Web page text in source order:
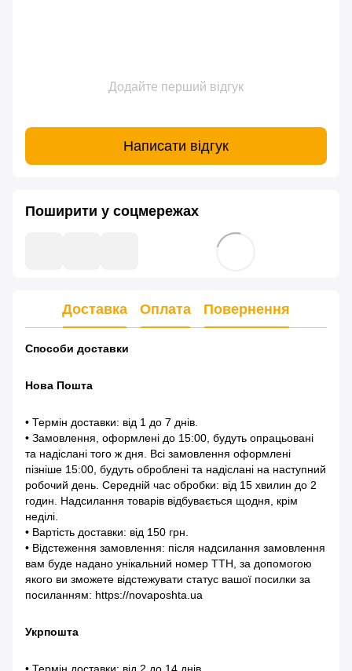
Додайте перший відгук
Написати відгук
Поширити у соцмережах
Доставка Оплата Повернення
Способи доставки
Нова Пошта
• Термін доставки: від 1 до 7 днів.
• Замовлення, оформлені до 15:00, будуть опрацьовані
та надіслані того ж дня. Всі замовлення оформлені
пізніше 15:00, будуть оброблені та надіслані на наступний
робочий день. Середній час обробки: від 15 хвилин до 2
годин. Надсилання товарів відбувається щодня, крім
неділі.
• Вартість доставки: від 150 грн.
• Відстеження замовлення: після надсилання замовлення
вам буде надано унікальний номер ТТН, за допомогою
якого ви зможете відстежувати статус вашої посилки за
посиланням: https://novaposhta.ua
Укрпошта